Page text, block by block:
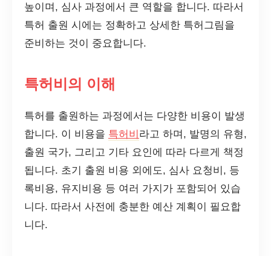
높이며, 심사 과정에서 큰 역할을 합니다. 따라서
특허 출원 시에는 정확하고 상세한 특허그림을
준비하는 것이 중요합니다.
특허비의 이해
특허를 출원하는 과정에서는 다양한 비용이 발생
합니다. 이 비용을 특허비 라고 하며, 발명의 유형,
출원 국가, 그리고 기타 요인에 따라 다르게 책정
됩니다. 초기 출원 비용 외에도, 심사 요청비, 등
록비용, 유지비용 등 여러 가지가 포함되어 있습
니다. 따라서 사전에 충분한 예산 계획이 필요합
니다.